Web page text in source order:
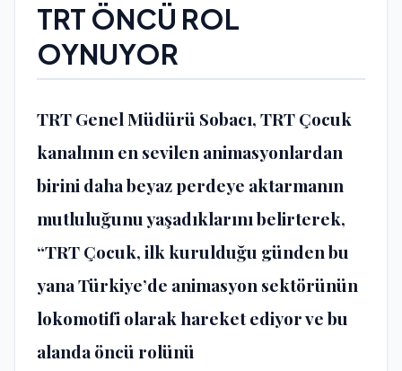
TRT ÖNCÜ ROL
OYNUYOR
TRT Genel Müdürü Sobacı, TRT Çocuk
kanalının en sevilen animasyonlardan
birini daha beyaz perdeye aktarmanın
mutluluğunu yaşadıklarını belirterek,
“TRT Çocuk, ilk kurulduğu günden bu
yana Türkiye’de animasyon sektörünün
lokomotifi olarak hareket ediyor ve bu
alanda öncü rolünü